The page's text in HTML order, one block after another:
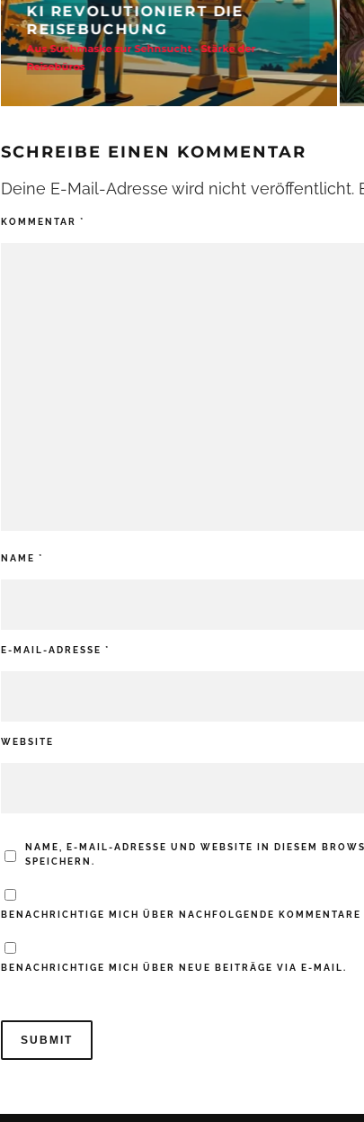
KI REVOLUTIONIERT DIE
REISEBUCHUNG
Aus Suchmaske zur Sehnsucht - Stärke der
Reisebüros
SCHREIBE EINEN KOMMENTAR
Deine E-Mail-Adresse wird nicht veröffentlicht.
KOMMENTAR *
NAME *
E-MAIL-ADRESSE *
WEBSITE
NAME, E-MAIL-ADRESSE UND WEBSITE IN DIESEM
SPEICHERN.
BENACHRICHTIGE MICH ÜBER NACHFOLGENDE
BENACHRICHTIGE MICH ÜBER NEUE BEITRÄGE VIA E-MAIL.